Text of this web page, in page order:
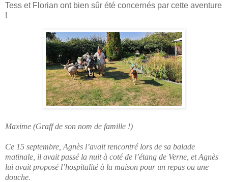
Tess et Florian ont bien sûr été concernés par cette aventure
!
Maxime (Graff de son nom de famille !)
Ce 15 septembre, Agnès l’avait rencontré lors de sa balade
matinale, il avait passé la nuit à coté de l’étang de Verne, et Agnès
lui avait proposé l’hospitalité à la maison pour un repas ou une
douche.